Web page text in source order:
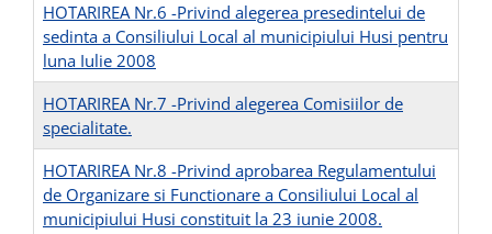
HOTARIREA Nr.6 -Privind alegerea presedintelui de
sedinta a Consiliului Local al municipiului Husi pentru
luna Iulie 2008
HOTARIREA Nr.7 -Privind alegerea Comisiilor de
specialitate.
HOTARIREA Nr.8 -Privind aprobarea Regulamentului
de Organizare si Functionare a Consiliului Local al
municipiului Husi constituit la 23 iunie 2008.